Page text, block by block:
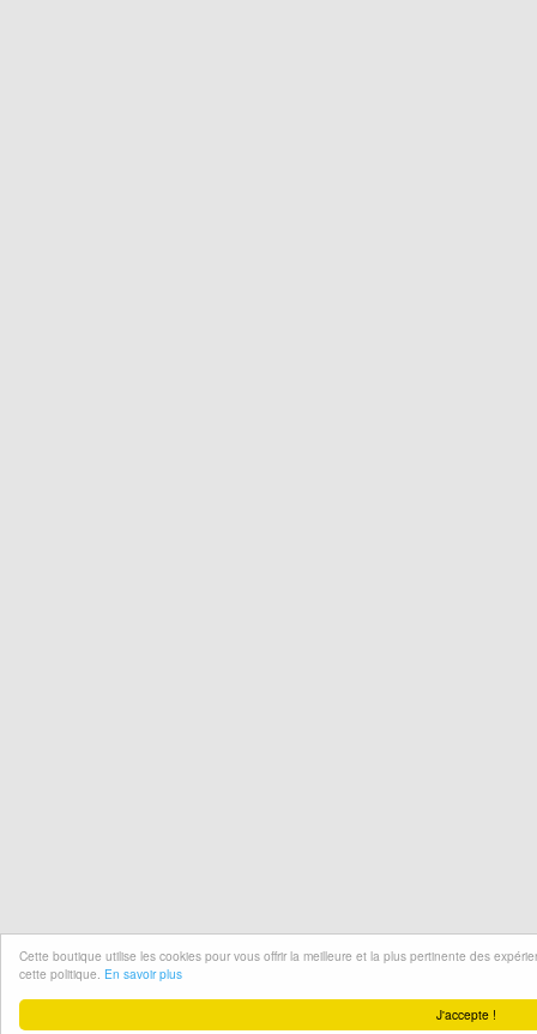
J'accepte !
Cette boutique utilise les cookies pour vous offrir la meilleure et la plus pertinente des
cette politique. En savoir plus